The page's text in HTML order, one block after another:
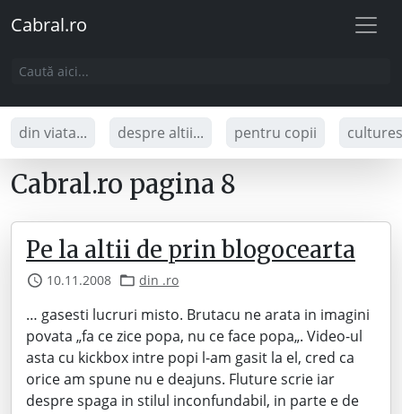
Cabral.ro
din viata... despre altii... pentru copii
Cabral.ro pagina 8
Pe la altii de prin blogocearta
10.11.2008 din .ro
… gasesti lucruri misto. Brutacu ne arata in imagini
povata „fa ce zice popa, nu ce face popa„. Video-ul
asta cu kickbox intre popi l-am gasit la el, cred ca
orice am spune nu e deajuns. Fluture scrie iar
despre spaga in stilul inconfundabil, in parte e de